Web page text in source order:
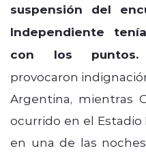
suspensión del
Independiente
con los
provocaron
Argentina, mientras
ocurrido en el
en una de las